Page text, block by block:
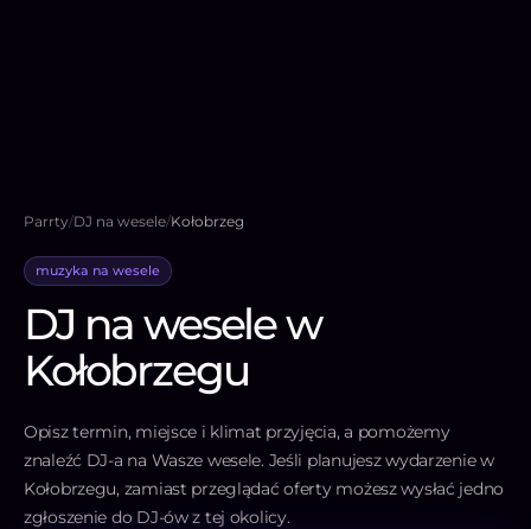
Parrty/DJ na wesele/Kołobrzeg
muzyka na wesele
DJ na wesele w
Kołobrzegu
Opisz termin, miejsce i klimat przyjęcia, a pomożemy
znaleźć DJ-a na Wasze wesele. Jeśli planujesz wydarzenie w
Kołobrzegu, zamiast przeglądać oferty możesz wysłać jedno
zgłoszenie do DJ-ów z tej okolicy.